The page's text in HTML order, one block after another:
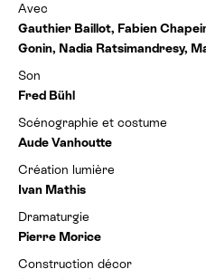
Avec
Gauthier Baillot, Fabien
Gonin, Nadia Ratsimandresy,
Son
Fred Bühl
Scénographie et costume
Aude Vanhoutte
Création lumière
Ivan Mathis
Dramaturgie
Pierre Morice
Construction décor